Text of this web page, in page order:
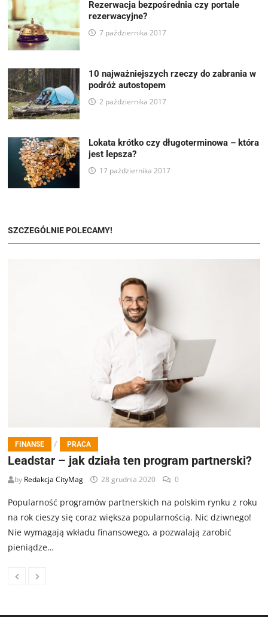
Rezerwacja bezpośrednia czy portale
rezerwacyjne?
7 października 2017
10 najważniejszych rzeczy do zabrania w
podróż autostopem
2 października 2017
Lokata krótko czy długoterminowa – która
jest lepsza?
17 października 2017
SZCZEGÓLNIE POLECAMY!
FINANSE / PRACA
Leadstar – jak działa ten program partnerski?
by Redakcja CityMag 28 grudnia 2020 0
Popularność programów partnerskich na polskim rynku z roku
na rok cieszy się coraz większa popularnością. Nic dziwnego!
Nie wymagają wkładu finansowego, a pozwalają zarobić
pieniądze…